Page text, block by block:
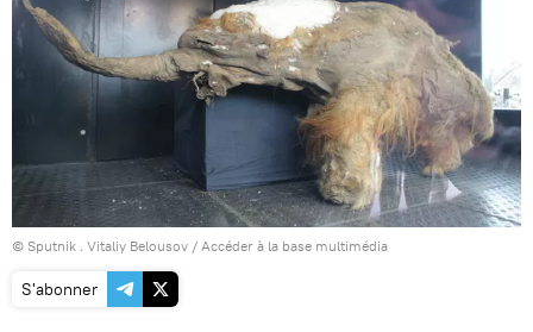
© Sputnik . Vitaliy Belousov / Accéder à la base multimédia
S'abonner